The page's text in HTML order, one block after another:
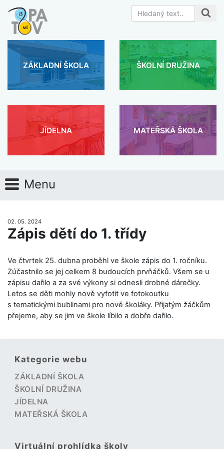
ZÁKLADNÍ ŠKOLA ŠKOLNÍ DRUŽINA
JÍDELNA MATEŘSKÁ ŠKOLA
Menu
02. 05. 2024
Zápis dětí do 1. třídy
Ve čtvrtek 25. dubna proběhl ve škole zápis do 1. ročníku.
Zúčastnilo se jej celkem 8 budoucích prvňáčků. Všem se u
zápisu dařilo a za své výkony si odnesli drobné dárečky.
Letos se děti mohly nově vyfotit ve fotokoutku
s tematickými bublinami pro nové školáky. Přijatým žáčkům
přejeme, aby se jim ve škole líbilo a dobře dařilo.
Kategorie webu
ZÁKLADNÍ ŠKOLA
ŠKOLNÍ DRUŽINA
JÍDELNA
MATEŘSKÁ ŠKOLA
Virtuální prohlídka školy